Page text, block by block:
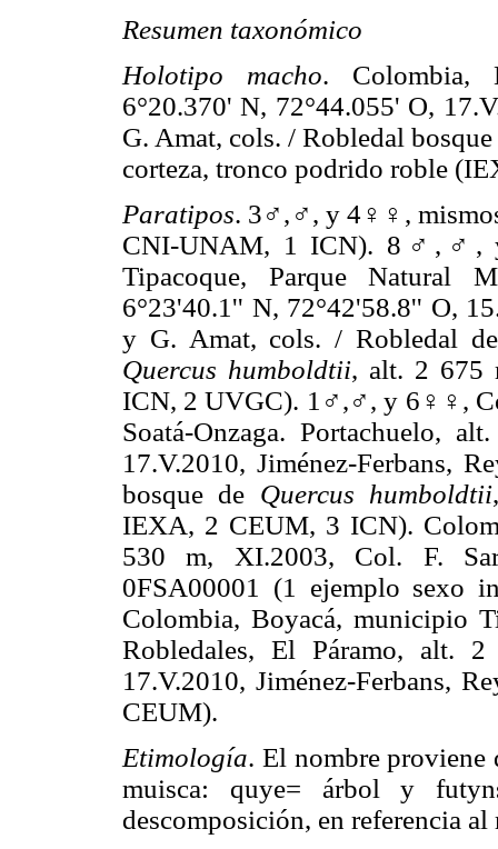
Resumen taxonómico
Holotipo macho. Colombia,
6°20.370' N, 72°44.055' O,
G. Amat, cols. / Robledal
corteza, tronco podrido roble
Paratipos. 3♂,♂, y 4♀♀,
CNI-UNAM, 1 ICN). 8♂,♂,
Tipacoque, Parque Natural
6°23'40.1'' N, 72°42'58.8'' O,
y G. Amat, cols. / Robledal
Quercus humboldtii, alt. 2 675
ICN, 2 UVGC). 1♂,♂, y 6♀♀,
Soatá-Onzaga. Portachuelo,
17.V.2010, Jiménez-Ferbans,
bosque de Quercus humboldtii
IEXA, 2 CEUM, 3 ICN).
530 m, XI.2003, Col. F.
0FSA00001 (1 ejemplo
Colombia, Boyacá, municipio
Robledales, El Páramo, alt.
17.V.2010, Jiménez-Ferbans,
CEUM).
Etimología. El nombre
muisca: quye= árbol y
descomposición, en referencia